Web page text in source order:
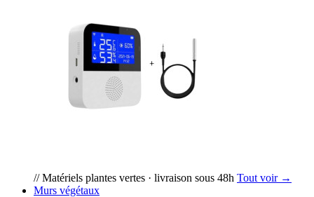
// Matériels plantes vertes · livraison sous 48h Tout voir →
Murs végétaux